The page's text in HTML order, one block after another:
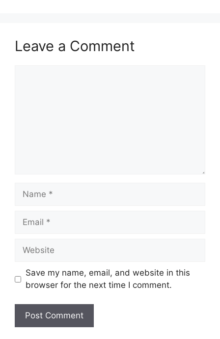
Leave a Comment
Name
Email
Website
Save my name, email, and website in this
browser for the next time I comment.